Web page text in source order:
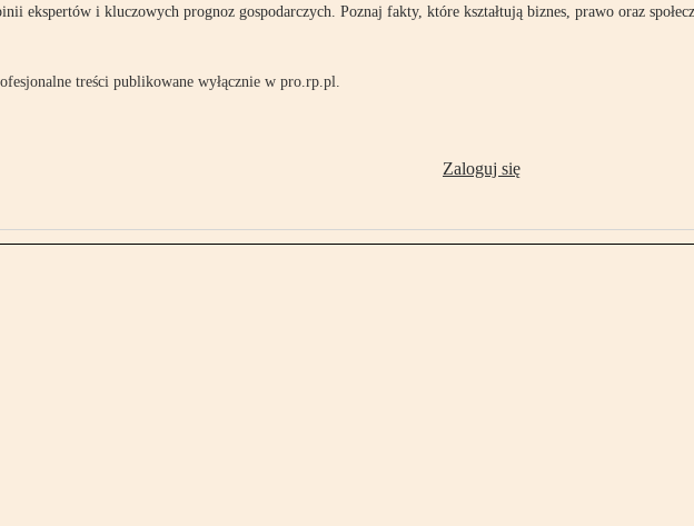
ekspertów i kluczowych prognoz gospodarczych. Poznaj fakty, które kształtują biznes, prawo oraz
treści publikowane wyłącznie w pro.rp.pl.
Zaloguj się